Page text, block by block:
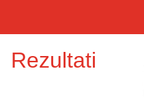
Rezultati